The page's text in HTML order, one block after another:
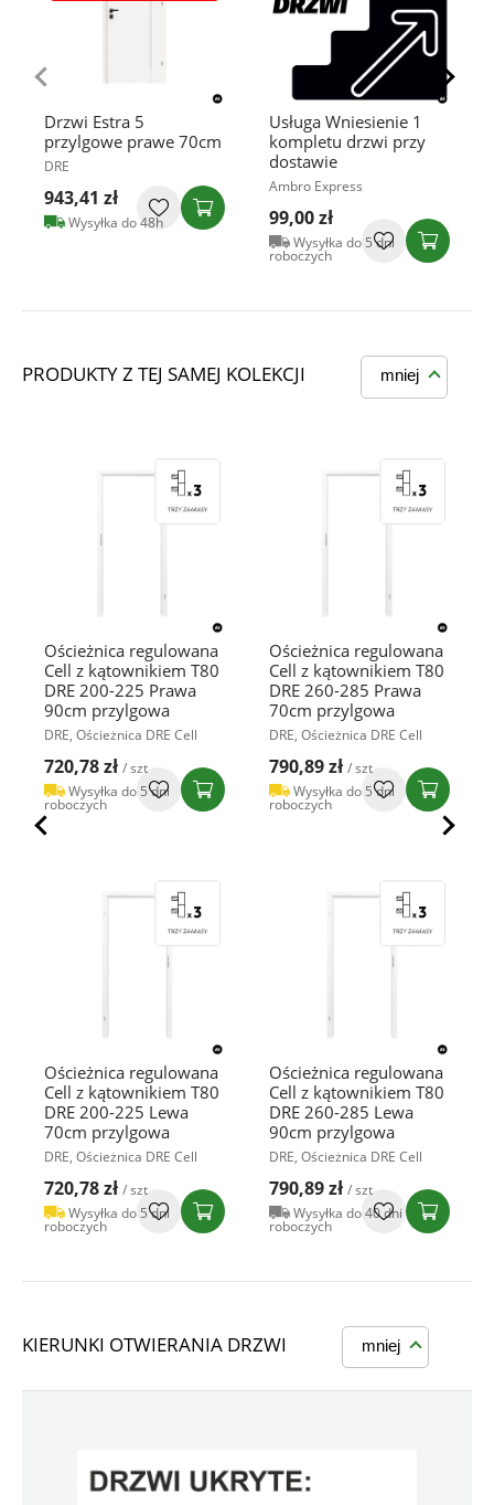
Drzwi Estra 5
przylgowe prawe 70cm
DRE
943,41 zł
Wysyłka do 48h
Usługa Wniesienie 1
kompletu drzwi przy
dostawie
Ambro Express
99,00 zł
Wysyłka do 5 dni
roboczych
PRODUKTY Z TEJ SAMEJ KOLEKCJI mniej
Ościeżnica regulowana
Cell z kątownikiem T80
DRE 200-225 Prawa
90cm przylgowa
DRE, Ościeżnica DRE Cell
720,78 zł / szt
Wysyłka do 5 dni
roboczych
Ościeżnica regulowana
Cell z kątownikiem T80
DRE 200-225 Lewa
70cm przylgowa
DRE, Ościeżnica DRE Cell
720,78 zł / szt
Wysyłka do 5 dni
roboczych
Ościeżnica regulowana
Cell z kątownikiem T80
DRE 260-285 Prawa
70cm przylgowa
DRE, Ościeżnica DRE Cell
790,89 zł / szt
Wysyłka do 5 dni
roboczych
Ościeżnica regulowana
Cell z kątownikiem T80
DRE 260-285 Lewa
90cm przylgowa
DRE, Ościeżnica DRE Cell
790,89 zł / szt
Wysyłka do 40 dni
roboczych
KIERUNKI OTWIERANIA DRZWI mniej